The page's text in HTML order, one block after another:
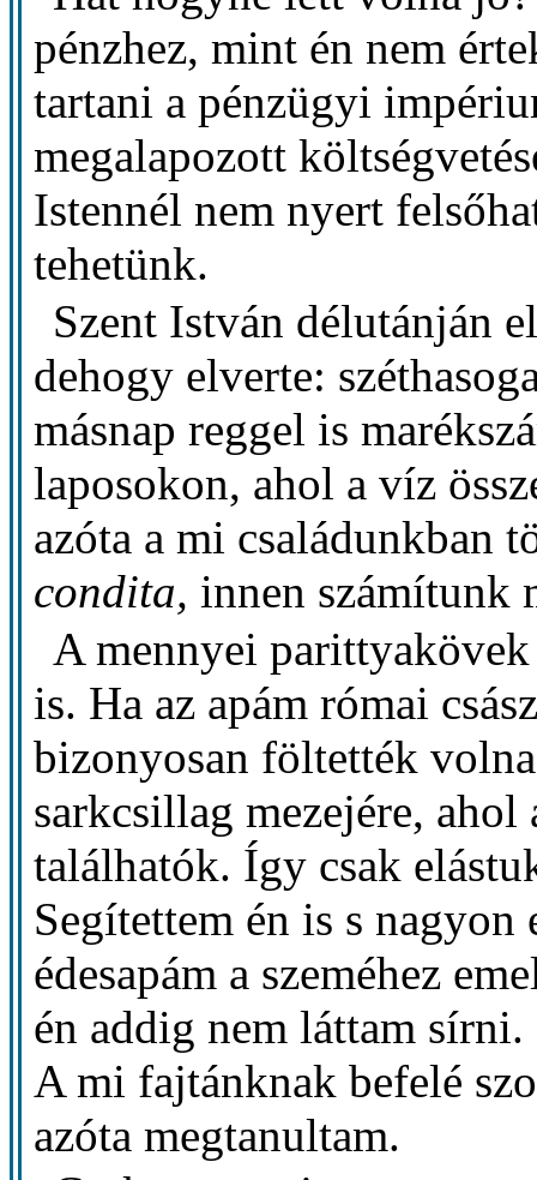
pénzhez, mint én nem
tartani a pénzügyi
megalapozott
Istennél nem nyert
tehetünk.
Szent István délutánján
dehogy elverte:
másnap reggel is
laposokon, ahol a víz
azóta a mi családunkban
condita, innen számítunk
A mennyei
is. Ha az apám római
bizonyosan föltették
sarkcsillag mezejére,
találhatók. Így csak
Segítettem én is s
édesapám a szeméhez
én addig nem láttam
A mi fajtánknak befelé
azóta megtanultam.